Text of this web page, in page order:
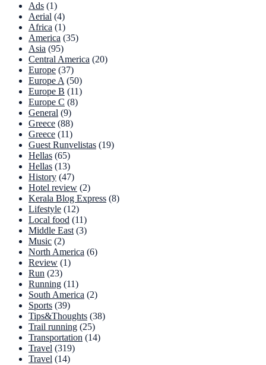
Ads (1)
Aerial (4)
Africa (1)
America (35)
Asia (95)
Central America (20)
Europe (37)
Europe A(50)
Europe B (11)
Europe C (8)
General (9)
Greece (88)
Greece (11)
Guest Runvelistas (19)
Hellas (65)
Hellas (13)
History (47)
Hotel review (2)
Kerala Blog Express (8)
Lifestyle (12)
Local food (11)
Middle East(3)
Music (2)
North America (6)
Review (1)
Run (23)
Running (11)
South America (2)
Sports (39)
Tips&Thoughts (38)
Trail running (25)
Transportation (14)
Travel (319)
Travel (14)